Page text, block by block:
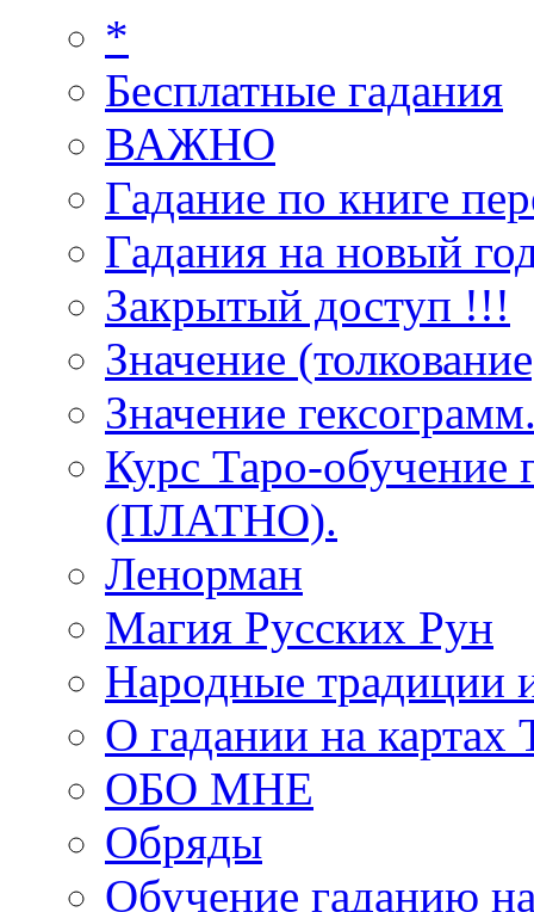
*
Бесплатные гадания
ВАЖНО
Гадание по книге
Гадания на новый
Закрытый доступ !!!
Значение
Значение
Курс Таро-обучение
(ПЛАТНО).
Ленорман
Магия Русских Рун
Народные традиции
О гадании на картах
ОБО МНЕ
Обряды
Обучение гаданию